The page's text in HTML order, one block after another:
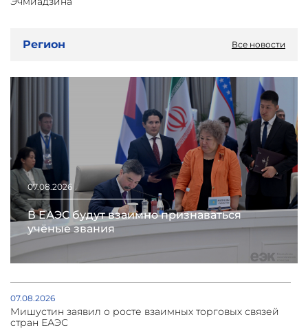
Регион Все новости
07.08.2026
В ЕАЭС будут взаимно признаваться
учёные звания
07.08.2026
Мишустин заявил о росте взаимных торговых связей
стран ЕАЭС